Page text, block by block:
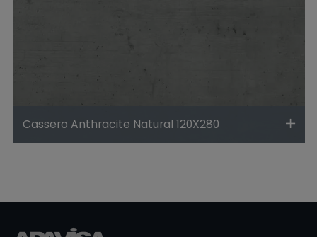
Cassero Anthracite Natural 120X280